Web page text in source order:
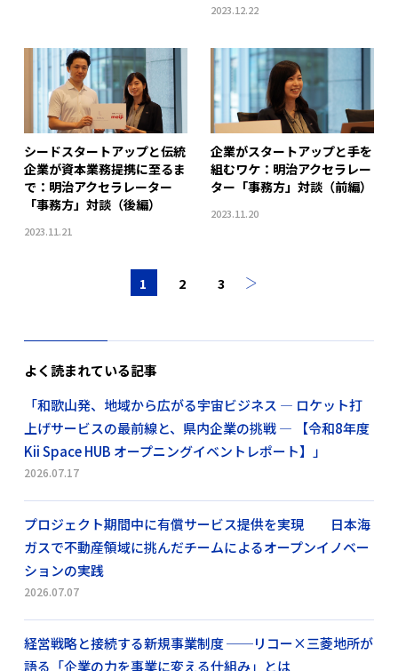
2023.12.22
シードスタートアップと伝統
企業が資本業務提携に至るま
で：明治アクセラレーター
「事務方」対談（後編）
2023.11.21
企業がスタートアップと手を
組むワケ：明治アクセラレー
ター「事務方」対談（前編）
2023.11.20
1 2 3
よく読まれている記事
「和歌山発、地域から広がる宇宙ビジネス ― ロケット打
上げサービスの最前線と、県内企業の挑戦 ― 【令和8年度
Kii Space HUB オープニングイベントレポート】」
2026.07.17
プロジェクト期間中に有償サービス提供を実現 日本海
ガスで不動産領域に挑んだチームによるオープンイノベー
ションの実践
2026.07.07
経営戦略と接続する新規事業制度 ──リコー×三菱地所が
語る「企業の力を事業に変える仕組み」とは